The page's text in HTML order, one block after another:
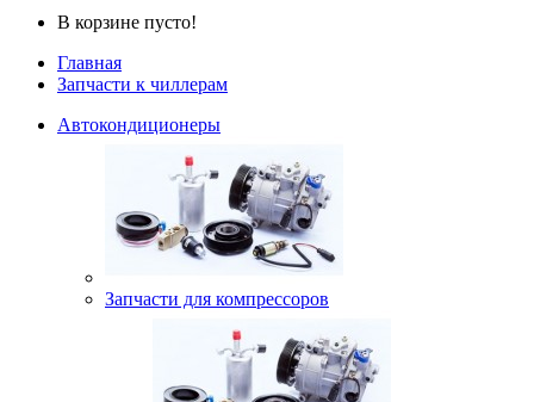
В корзине пусто!
Главная
Запчасти к чиллерам
Автокондиционеры
Запчасти для компрессоров